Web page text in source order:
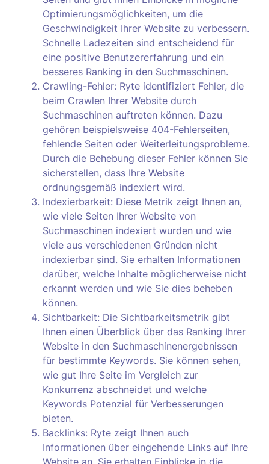
Optimierungsmöglichkeiten, um die
Geschwindigkeit Ihrer Website zu verbessern.
Schnelle Ladezeiten sind entscheidend für
eine positive Benutzererfahrung und ein
besseres Ranking in den Suchmaschinen.
Crawling-Fehler: Ryte identifiziert Fehler, die
beim Crawlen Ihrer Website durch
Suchmaschinen auftreten können. Dazu
gehören beispielsweise 404-Fehlerseiten,
fehlende Seiten oder Weiterleitungsprobleme.
Durch die Behebung dieser Fehler können Sie
sicherstellen, dass Ihre Website
ordnungsgemäß indexiert wird.
Indexierbarkeit: Diese Metrik zeigt Ihnen an,
wie viele Seiten Ihrer Website von
Suchmaschinen indexiert wurden und wie
viele aus verschiedenen Gründen nicht
indexierbar sind. Sie erhalten Informationen
darüber, welche Inhalte möglicherweise nicht
erkannt werden und wie Sie dies beheben
können.
Sichtbarkeit: Die Sichtbarkeitsmetrik gibt
Ihnen einen Überblick über das Ranking Ihrer
Website in den Suchmaschinenergebnissen
für bestimmte Keywords. Sie können sehen,
wie gut Ihre Seite im Vergleich zur
Konkurrenz abschneidet und welche
Keywords Potenzial für Verbesserungen
bieten.
Backlinks: Ryte zeigt Ihnen auch
Informationen über eingehende Links auf Ihre
Website an. Sie erhalten Einblicke in die